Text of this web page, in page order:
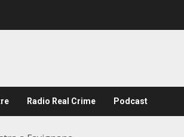
Radio Real Crime Podcast